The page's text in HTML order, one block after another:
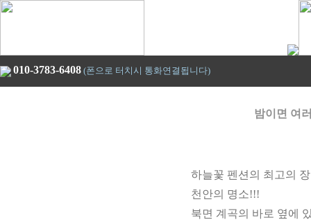
010-3783-6408 (폰으로 터치시 통화연결됩니다)
밤이면 여
하늘꽃 펜션의 최고의
천안의 명소!!!
북면 계곡의 바로 옆에